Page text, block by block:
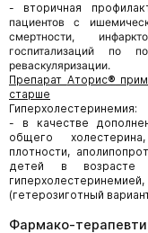
- вторичная
пациентов с
смертности,
госпитализаций по
реваскуляризации.
Препарат Аторис®
старше
Гиперхолестеринемия:
- в качестве
общего
плотности,
детей в
(гетерозиготный
Фармако-